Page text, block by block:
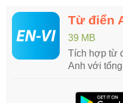
Từ điển
39 MB
Tích hợp từ
Anh với